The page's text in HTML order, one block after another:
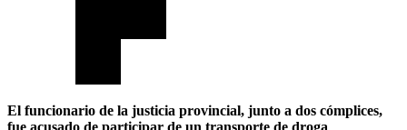
El funcionario de la justicia provincial, junto a dos cómplices,
fue acusado de participar de un transporte de droga